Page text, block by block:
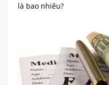
là bao nhiêu?